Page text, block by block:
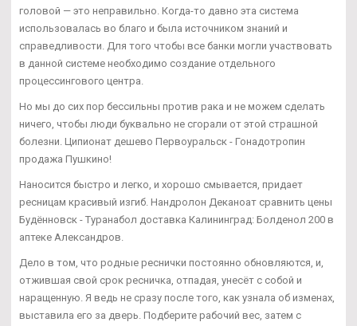
головой — это неправильно. Когда-то давно эта система
использовалась во благо и была источником знаний и
справедливости. Для того чтобы все банки могли участвовать
в данной системе необходимо создание отдельного
процессингового центра.
Но мы до сих пор бессильны против рака и не можем сделать
ничего, чтобы люди буквально не сгорали от этой страшной
болезни. Ципионат дешево Первоуральск - Гонадотропин
продажа Пушкино!
Наносится быстро и легко, и хорошо смывается, придает
ресницам красивый изгиб. Нандролон Деканоат сравнить цены
Будённовск - Туранабол доставка Калининград: Болденол 200 в
аптеке Александров.
Дело в том, что родные реснички постоянно обновляются, и,
отжившая свой срок ресничка, отпадая, унесёт с собой и
наращенную. Я ведь не сразу после того, как узнала об изменах,
выставила его за дверь. Подберите рабочий вес, затем с